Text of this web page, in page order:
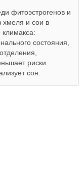
фитоэстрогенов и
хмеля и сои в
климакса:
состояния,
риски
сон.